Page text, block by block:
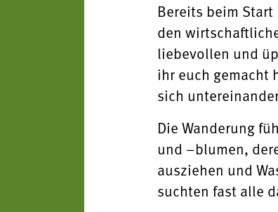
Bereits beim
den
liebevollen und
ihr euch gemacht
sich
Die Wanderung
und –blumen,
ausziehen und
suchten fast alle